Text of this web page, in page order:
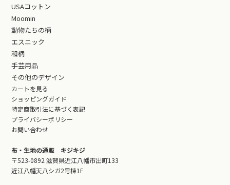
USAコットン
Moomin
動物たちの柄
エスニック
和柄
手芸用品
その他のデザイン
カートを見る
ショッピングガイド
特定商取引法に基づく表記
プライバシーポリシー
お問い合わせ
布・生地の通販 キジキジ
〒523-0892 滋賀県近江八幡市出町133
近江八幡天八シガ2号棟1F